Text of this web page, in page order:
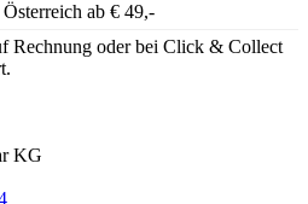
ab € 49,-
Rechnung oder bei Click & Collect
KG